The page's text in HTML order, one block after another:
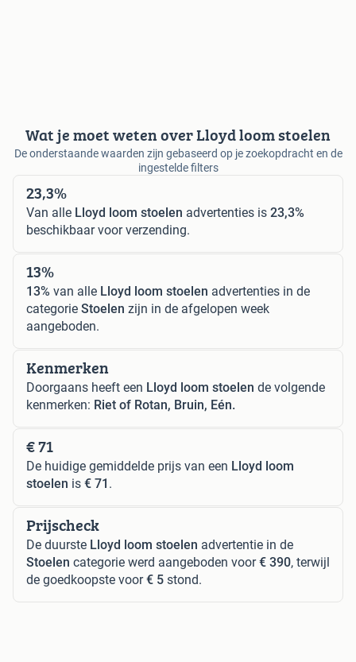
Wat je moet weten over Lloyd loom stoelen
De onderstaande waarden zijn gebaseerd op je zoekopdracht en de
ingestelde filters
23,3%
Van alle Lloyd loom stoelen advertenties is 23,3%
beschikbaar voor verzending.
13%
13% van alle Lloyd loom stoelen advertenties in de
categorie Stoelen zijn in de afgelopen week
aangeboden.
Kenmerken
Doorgaans heeft een Lloyd loom stoelen de volgende
kenmerken: Riet of Rotan, Bruin, Eén.
€ 71
De huidige gemiddelde prijs van een Lloyd loom
stoelen is € 71 .
Prijscheck
De duurste Lloyd loom stoelen advertentie in de
Stoelen categorie werd aangeboden voor€ 390, terwijl
de goedkoopste voor€ 5 stond.